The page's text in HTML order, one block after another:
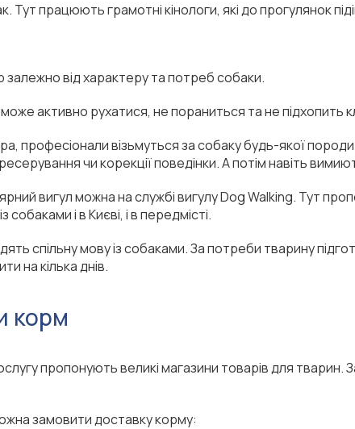
Тут працюють грамотні кінологи, які до прогулянок
залежно від характеру та потреб собаки.
активно рухатися, не пораниться та не підхопить
професіонали візьмуться за собаку будь-якої
чи корекції поведінки. А потім навіть
вигул можна на службі вигулу Dog Walking. Тут
і в Києві, і в передмісті.
спільну мову із собаками. За потреби тварину
на кілька днів.
корм
пропонують великі магазини товарів для тварин.
замовити доставку корму: